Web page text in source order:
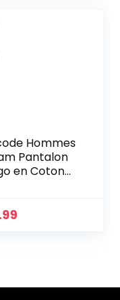
Hommes
Pantalon
en Coton